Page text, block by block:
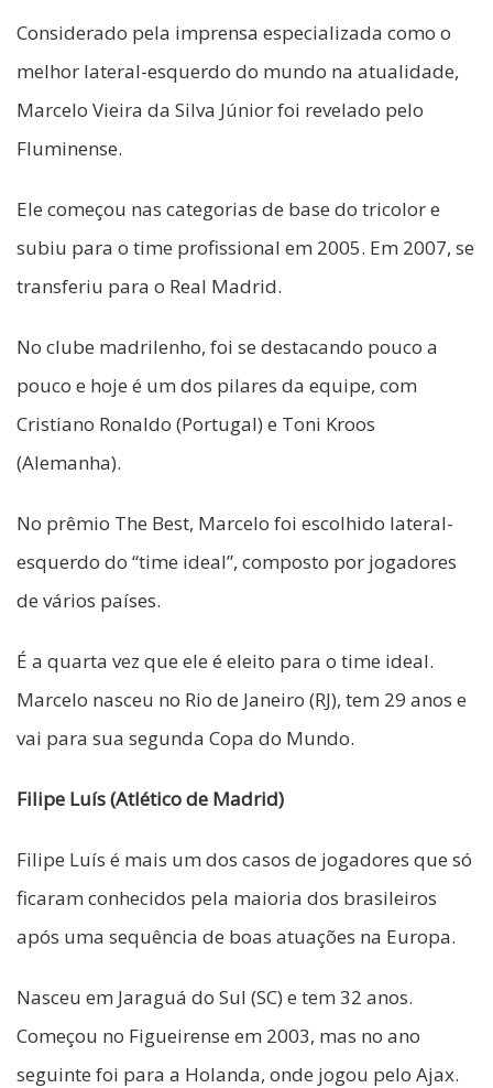
Considerado pela imprensa especializada como o
melhor lateral-esquerdo do mundo na atualidade,
Marcelo Vieira da Silva Júnior foi revelado pelo
Fluminense.
Ele começou nas categorias de base do tricolor e
subiu para o time profissional em 2005. Em 2007, se
transferiu para o Real Madrid.
No clube madrilenho, foi se destacando pouco a
pouco e hoje é um dos pilares da equipe, com
Cristiano Ronaldo (Portugal) e Toni Kroos
(Alemanha).
No prêmio The Best, Marcelo foi escolhido lateral-
esquerdo do “time ideal”, composto por jogadores
de vários países.
É a quarta vez que ele é eleito para o time ideal.
Marcelo nasceu no Rio de Janeiro (RJ), tem 29 anos e
vai para sua segunda Copa do Mundo.
Filipe Luís (Atlético de Madrid)
Filipe Luís é mais um dos casos de jogadores que só
ficaram conhecidos pela maioria dos brasileiros
após uma sequência de boas atuações na Europa.
Nasceu em Jaraguá do Sul (SC) e tem 32 anos.
Começou no Figueirense em 2003, mas no ano
seguinte foi para a Holanda, onde jogou pelo Ajax.